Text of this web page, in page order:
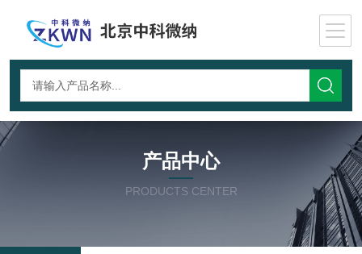
产品中心
PRODUCTS CENTER